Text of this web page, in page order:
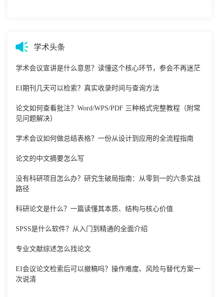
学术头条
学术会议宣讲是什么意思？读懂这个核心环节，参会不再迷茫
EI期刊几天可以检索？真实收录时间与查询方法
论文如何查看批注？Word/WPS/PDF 三种格式完整教程（附常
见问题解决）
学术会议如何做总结表格？一份从设计到应用的全流程指南
论文的中文摘要怎么写
没有科研项目怎么办？研究生破局指南：从零到一的六条实战
路径
科研论文是什么？一篇读懂其本质、结构与核心价值
SPSS是什么软件？从入门到精通的全面介绍
专业文献综述怎么找论文
EI会议论文检索后可以撤稿吗？操作难度、风险与替代方案一
次说清